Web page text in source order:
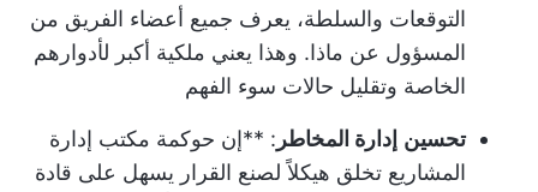
التوقعات والسلطة، يعرف جميع أعضاء الفريق من
المسؤول عن ماذا. وهذا يعني ملكية أكبر لأدوارهم
الخاصة وتقليل حالات سوء الفهم
تحسين إدارة المخاطر : **إن حوكمة مكتب إدارة
المشاريع تخلق هيكلاً لصنع القرار يسهل على قادة